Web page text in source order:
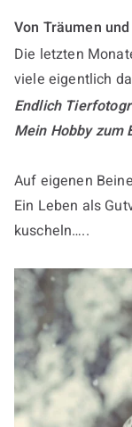
Von Träumen
Die letzten
viele eigentlich
Endlich
Mein Hobby zum
Auf eigenen
Ein Leben als
kuscheln…..